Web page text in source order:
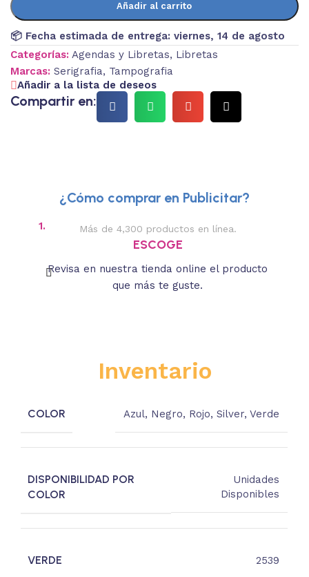
Añadir al carrito
📦 Fecha estimada de entrega: viernes, 14 de agosto
Categorías: Agendas y Libretas, Libretas
Marcas: Serigrafia, Tampografia
Añadir a la lista de deseos
Compartir en:
¿Cómo comprar en Publicitar?
1. Más de 4,300 productos en línea.
ESCOGE
Revisa en nuestra tienda online el producto
que más te guste.
Inventario
COLOR Azul, Negro, Rojo,Silver,Verde
DISPONIBILIDAD POR
COLOR
Unidades
Disponibles
VERDE 2539